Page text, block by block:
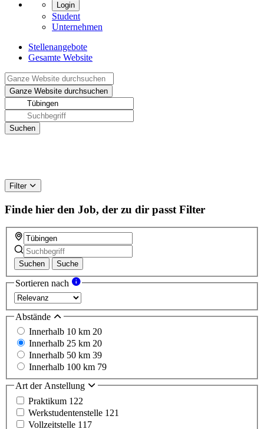
Login
Student
Unternehmen
Stellenangebote
Gesamte Website
Filter
Finde hier den Job, der zu dir passt Filter
Suchen Suche
Sortieren nach
Abstände
Innerhalb 10 km 20
Innerhalb 25 km 20
Innerhalb 50 km 39
Innerhalb 100 km 79
Art der Anstellung
Praktikum 122
Werkstudentenstelle 121
Vollzeitstelle 117